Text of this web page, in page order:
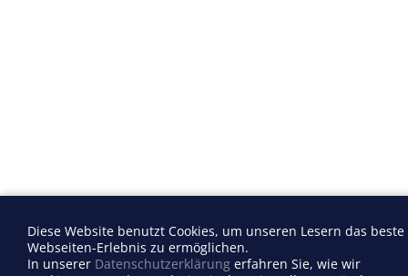
Diese Website benutzt Cookies, um unseren Lesern das beste
Webseiten-Erlebnis zu ermöglichen.
In unserer Datenschutzerklärung erfahren Sie, wie wir